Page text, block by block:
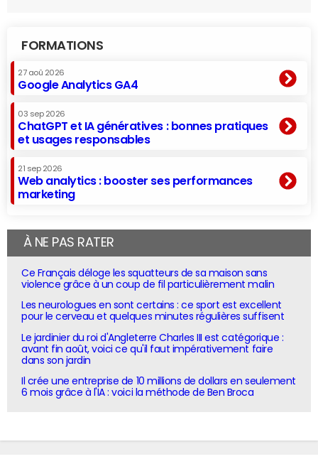
FORMATIONS
27 aoû 2026
Google Analytics GA4
03 sep 2026
ChatGPT et IA génératives : bonnes pratiques
et usages responsables
21 sep 2026
Web analytics : booster ses performances
marketing
À NE PAS RATER
Ce Français déloge les squatteurs de sa maison sans
violence grâce à un coup de fil particulièrement malin
Les neurologues en sont certains : ce sport est excellent
pour le cerveau et quelques minutes régulières suffisent
Le jardinier du roi d'Angleterre Charles III est catégorique :
avant fin août, voici ce qu'il faut impérativement faire
dans son jardin
Il crée une entreprise de 10 millions de dollars en seulement
6 mois grâce à l'IA : voici la méthode de Ben Broca